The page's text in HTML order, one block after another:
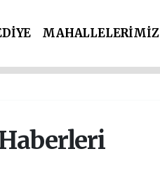
MAHALLELERİMİZ